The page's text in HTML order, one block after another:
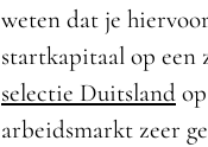
weten dat je
startkapitaal op een
selectie Duitslandop
arbeidsmarkt zeer